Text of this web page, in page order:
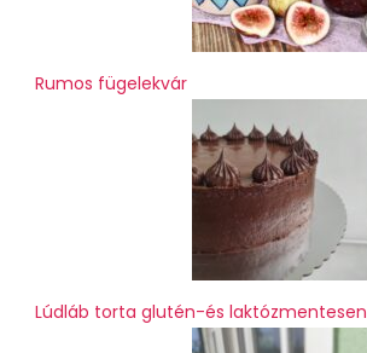
Rumos fügelekvár
Lúdláb torta glutén-és laktózmentesen